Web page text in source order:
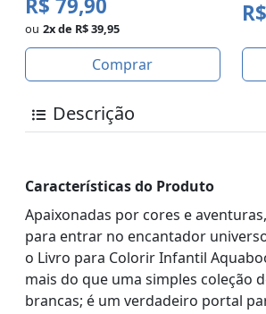
R$ 79,90
ou 2x de R$ 39,95
Comprar
Descrição
Características do Produto
Apaixonadas por cores e
para entrar no encantador
o Livro para Colorir Infantil
mais do que uma simples coleção
brancas; é um verdadeiro portal